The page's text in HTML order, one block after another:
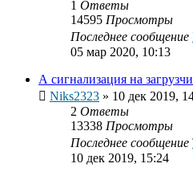
1 Ответы
14595 Просмотры
Последнее сообщение
05 мар 2020, 10:13
А сигнализация на
Niks2323 » 10 дек 2019,
2 Ответы
13338 Просмотры
Последнее сообщение
10 дек 2019, 15:24